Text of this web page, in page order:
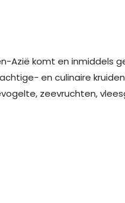
Azië komt en inmiddels
en culinaire
zeevruchten,